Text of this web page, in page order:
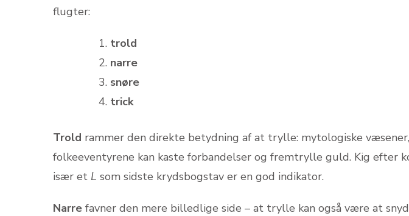
flugter:
trold
narre
snøre
trick
Trold rammer den direkte betydning af at trylle: mytologiske
folkeeventyrene kan kaste forbandelser og fremtrylle guld. Kig efter
især et L som sidste krydsbogstav er en god indikator.
Narre favner den mere billedlige side – at trylle kan også være at